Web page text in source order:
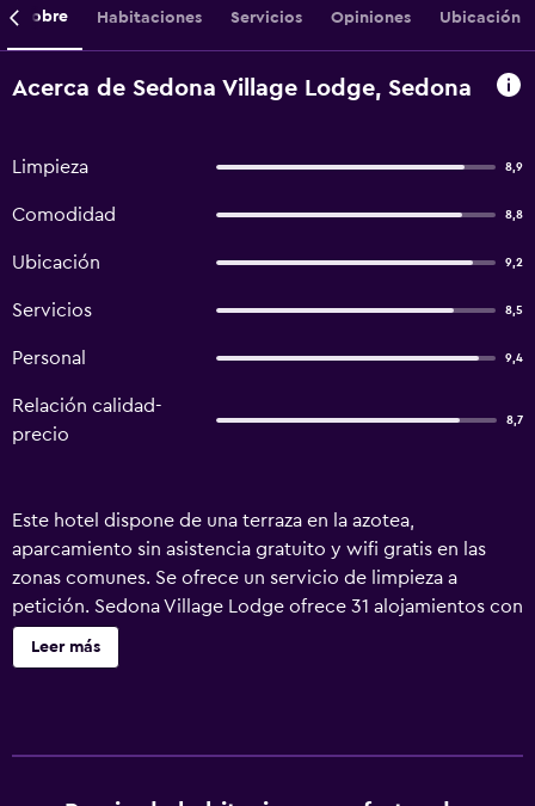
Sobre Habitaciones Servicios Opiniones Ubicación
Acerca de Sedona Village Lodge, Sedona
Limpieza 8,9
Comodidad 8,8
Ubicación 9,2
Servicios 8,5
Personal 9,4
Relación calidad-
precio
8,7
Este hotel dispone de una terraza en la azotea,
aparcamiento sin asistencia gratuito y wifi gratis en las
zonas comunes. Se ofrece un servicio de limpieza a
petición. Sedona Village Lodge ofrece 31 alojamientos con
aire acondicionado, con acceso por pasillos exteriores y
secador de pelo y artículos de higiene personal gratuitos.
Leer más